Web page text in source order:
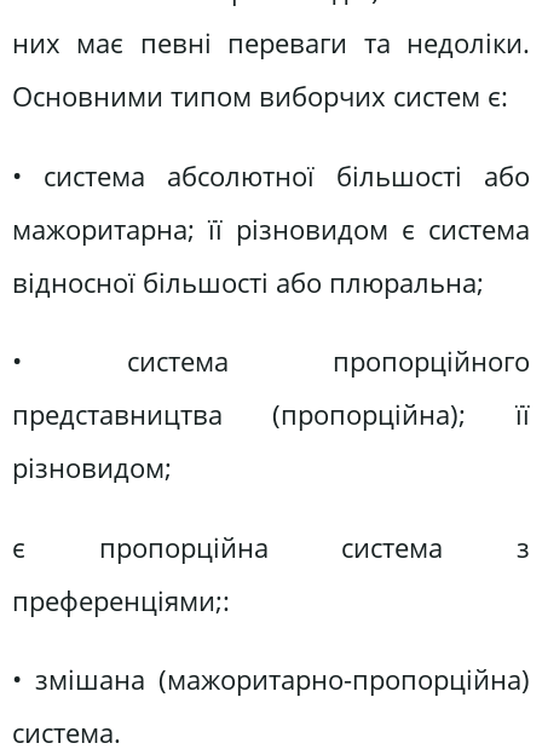
них має певні переваги та недоліки.
Основними типом виборчих систем є:
• система абсолютної більшості або
мажоритарна; її різновидом є система
відносної більшості або плюральна;
• система пропорційного
представництва (пропорційна); її
різновидом;
є пропорційна система з
преференціями;:
• змішана (мажоритарно-пропорційна)
система.